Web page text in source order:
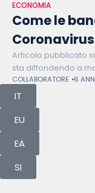
ECONOMIA
Come le
Coronavirus
Articolo pubblicato
sta diffondendo a
partita dalla Cina
COLLABORATORE 6
IT
EU
EA
SI